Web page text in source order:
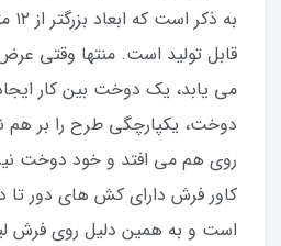
قابل تولید است. منتها وقتی
می یابد، یک دوخت بین کار
دوخت، یکپارچگی طرح را بر هم
روی هم می افتد و خود دوخت
کاور فرش دارای کش های دور
است و به همین دلیل روی فرش